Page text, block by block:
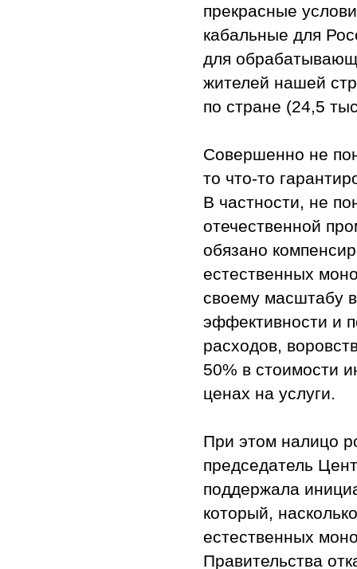
прекрасные
кабальные для
для
жителей нашей
по стране (24,5
Совершенно не
то что-то
В частности, не
отечественной
обязано
естественных
своему масштабу
эффективности и
расходов,
50% в стоимости
ценах на услуги.
При этом налицо
председатель
поддержала
который,
естественных
Правительства